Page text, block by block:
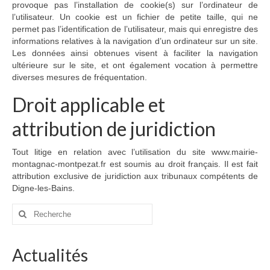
provoque pas l’installation de cookie(s) sur l’ordinateur de
l’utilisateur. Un cookie est un fichier de petite taille, qui ne
permet pas l’identification de l’utilisateur, mais qui enregistre des
informations relatives à la navigation d’un ordinateur sur un site.
Les données ainsi obtenues visent à faciliter la navigation
ultérieure sur le site, et ont également vocation à permettre
diverses mesures de fréquentation.
Droit applicable et
attribution de juridiction
Tout litige en relation avec l’utilisation du site www.mairie-
montagnac-montpezat.fr est soumis au droit français. Il est fait
attribution exclusive de juridiction aux tribunaux compétents de
Digne-les-Bains.
Rechercher
Actualités